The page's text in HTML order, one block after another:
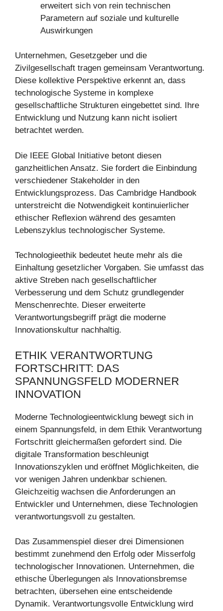
erweitert sich von rein technischen
Parametern auf soziale und kulturelle
Auswirkungen
Unternehmen, Gesetzgeber und die
Zivilgesellschaft tragen gemeinsam Verantwortung.
Diese kollektive Perspektive erkennt an, dass
technologische Systeme in komplexe
gesellschaftliche Strukturen eingebettet sind. Ihre
Entwicklung und Nutzung kann nicht isoliert
betrachtet werden.
Die IEEE Global Initiative betont diesen
ganzheitlichen Ansatz. Sie fordert die Einbindung
verschiedener Stakeholder in den
Entwicklungsprozess. Das Cambridge Handbook
unterstreicht die Notwendigkeit kontinuierlicher
ethischer Reflexion während des gesamten
Lebenszyklus technologischer Systeme.
Technologieethik bedeutet heute mehr als die
Einhaltung gesetzlicher Vorgaben. Sie umfasst das
aktive Streben nach gesellschaftlicher
Verbesserung und dem Schutz grundlegender
Menschenrechte. Dieser erweiterte
Verantwortungsbegriff prägt die moderne
Innovationskultur nachhaltig.
ETHIK VERANTWORTUNG
FORTSCHRITT: DAS
SPANNUNGSFELD MODERNER
INNOVATION
Moderne Technologieentwicklung bewegt sich in
einem Spannungsfeld, in dem Ethik Verantwortung
Fortschritt gleichermaßen gefordert sind. Die
digitale Transformation beschleunigt
Innovationszyklen und eröffnet Möglichkeiten, die
vor wenigen Jahren undenkbar schienen.
Gleichzeitig wachsen die Anforderungen an
Entwickler und Unternehmen, diese Technologien
verantwortungsvoll zu gestalten.
Das Zusammenspiel dieser drei Dimensionen
bestimmt zunehmend den Erfolg oder Misserfolg
technologischer Innovationen. Unternehmen, die
ethische Überlegungen als Innovationsbremse
betrachten, übersehen eine entscheidende
Dynamik. Verantwortungsvolle Entwicklung wird